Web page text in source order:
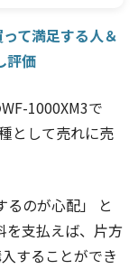
て満足する人＆
評価
1000XM3で
として売れに売
のが心配」 と
を支払えば、片方
することができ